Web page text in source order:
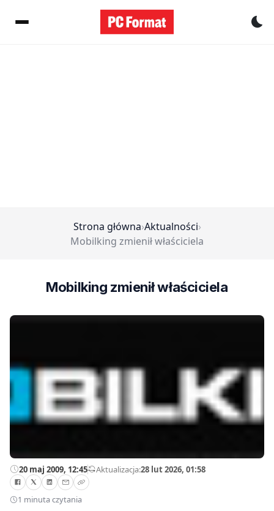
Strona główna›Aktualności›
Mobilking zmienił właściciela
Mobilking zmienił właściciela
20 maj 2009, 12:45—Aktualizacja:28 lut 2026, 01:58
1 minuta czytania